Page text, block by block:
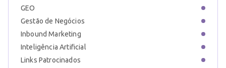
GEO
Gestão de Negócios
Inbound Marketing
Inteligência Artificial
Links Patrocinados